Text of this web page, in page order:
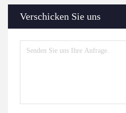
Verschicken Sie uns